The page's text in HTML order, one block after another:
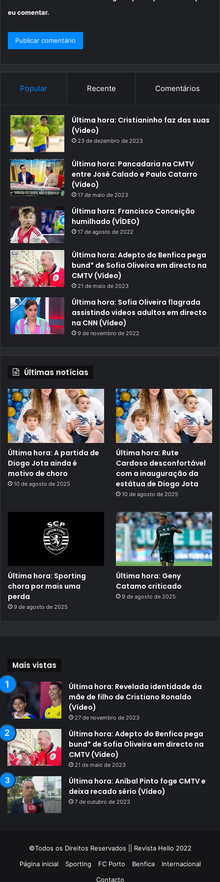
eu comentar.
Popular Recente Comentários
Última hora: Cristianinho faz das suas
(Video)
23 de dezembro de 2023
Última hora: Pancadaria na CMTV
entre José Calado e Paulo Catarro
(Vídeo)
17 de maio de 2023
Última hora: Francisco Conceição
humilhado (VÍDEO)
17 de agosto de 2022
Última hora: Adepto do Benfica pega
bund* de Sofia Oliveira em directo na
CMTV (Vídeo)
21 de maio de 2023
Última hora: Sofia Oliveira flagrada
assistindo videos adultos em directo
na CNN (Vídeo)
9 de novembro de 2022
Últimas notícias
Última hora: A partida de
Diogo Jota ainda é
motivo de choro
10 de agosto de 2025
Última hora: Rute
Cardoso desconfortável
com a inauguração da
estátua de Diogo Jota
10 de agosto de 2025
Última hora: Sporting
chora por mais uma
perda
9 de agosto de 2025
Última hora: Geny
Catamo criticado
9 de agosto de 2025
Mais vistas
Última hora: Revelada identidade da
mãe de filho de Cristiano Ronaldo
(Vídeo)
27 de novembro de 2023
Última hora: Adepto do Benfica pega
bund* de Sofia Oliveira em directo na
CMTV (Vídeo)
21 de maio de 2023
Última hora: Aníbal Pinto foge CMTV e
deixa recado sério (Vídeo)
7 de outubro de 2023
©Todos os Direitos Reservados || Revista Hello 2022
Página inicial
Sporting FC Porto Benfica
Internacional
Contacto